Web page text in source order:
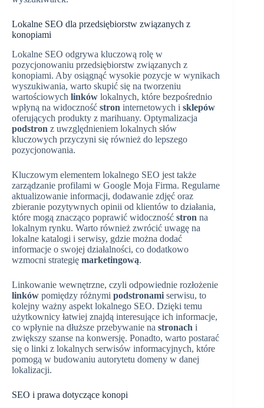
Lokalne SEO dla przedsiębiorstw związanych z
konopiami
Lokalne SEO odgrywa kluczową rolę w
pozycjonowaniu przedsiębiorstw związanych z
konopiami. Aby osiągnąć wysokie pozycje w wynikach
wyszukiwania, warto skupić się na tworzeniu
wartościowych linków lokalnych, które bezpośrednio
wpłyną na widoczność stron internetowych i sklepów
oferujących produkty z marihuany. Optymalizacja
podstron z uwzględnieniem lokalnych słów
kluczowych przyczyni się również do lepszego
pozycjonowania.
Kluczowym elementem lokalnego SEO jest także
zarządzanie profilami w Google Moja Firma. Regularne
aktualizowanie informacji, dodawanie zdjęć oraz
zbieranie pozytywnych opinii od klientów to działania,
które mogą znacząco poprawić widoczność stron na
lokalnym rynku. Warto również zwrócić uwagę na
lokalne katalogi i serwisy, gdzie można dodać
informacje o swojej działalności, co dodatkowo
wzmocni strategię marketingową.
Linkowanie wewnętrzne, czyli odpowiednie rozłożenie
linków pomiędzy różnymi podstronami serwisu, to
kolejny ważny aspekt lokalnego SEO. Dzięki temu
użytkownicy łatwiej znajdą interesujące ich informacje,
co wpłynie na dłuższe przebywanie na stronach i
zwiększy szanse na konwersję. Ponadto, warto postarać
się o linki z lokalnych serwisów informacyjnych, które
pomogą w budowaniu autorytetu domeny w danej
lokalizacji.
SEO i prawa dotyczące konopi